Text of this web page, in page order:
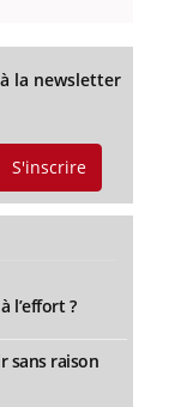
la newsletter
S'inscrire
l’effort ?
sans raison